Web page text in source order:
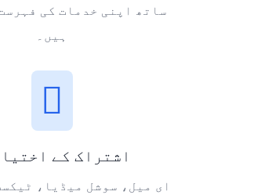
ساتھ اپنی خدمات کی
ہیں۔
اشتراک کے
ای میل، سوشل میڈیا،